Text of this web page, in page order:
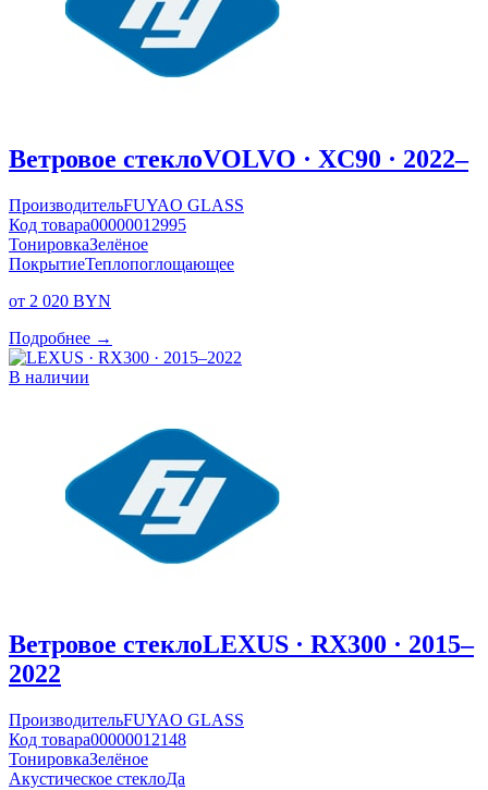
Ветровое стеклоVOLVO · XC90 · 2022–
ПроизводительFUYAO GLASS
Код товара00000012995
ТонировкаЗелёное
ПокрытиеТеплопоглощающее
от 2 020 BYN
Подробнее →
В наличии
Ветровое стеклоLEXUS · RX300 · 2015–
2022
ПроизводительFUYAO GLASS
Код товара00000012148
ТонировкаЗелёное
Акустическое стеклоДа